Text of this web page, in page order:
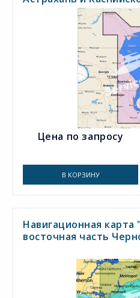
Цена по запросу
В КОРЗИНУ
Навигационная карта
восточная часть